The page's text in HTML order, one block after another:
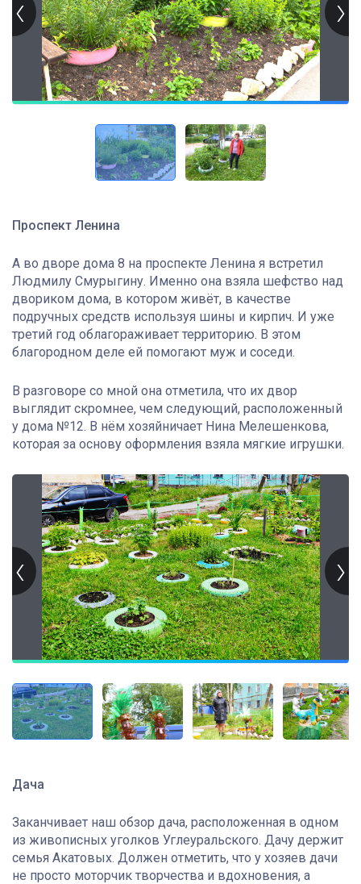
Проспект Ленина
А во дворе дома 8 на проспекте Ленина я встретил
Людмилу Смурыгину. Именно она взяла шефство над
двориком дома, в котором живёт, в качестве
подручных средств используя шины и кирпич. И уже
третий год облагораживает территорию. В этом
благородном деле ей помогают муж и соседи.
В разговоре со мной она отметила, что их двор
выглядит скромнее, чем следующий, расположенный
у дома №12. В нём хозяйничает Нина Мелешенкова,
которая за основу оформления взяла мягкие игрушки.
Дача
Заканчивает наш обзор дача, расположенная в одном
из живописных уголков Углеуральского. Дачу держит
семья Акатовых. Должен отметить, что у хозяев дачи
не просто моторчик творчества и вдохновения, а